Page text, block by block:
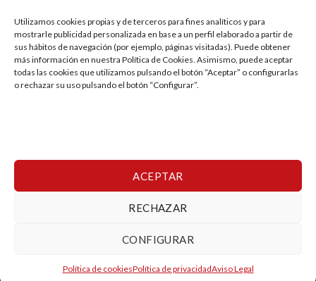
Utilizamos cookies propias y de terceros para fines analíticos y para
mostrarle publicidad personalizada en base a un perfil elaborado a partir de
sus hábitos de navegación (por ejemplo, páginas visitadas). Puede obtener
más información en nuestra Política de Cookies. Asimismo, puede aceptar
todas las cookies que utilizamos pulsando el botón “Aceptar” o configurarlas
o rechazar su uso pulsando el botón “Configurar”.
ACEPTAR
RECHAZAR
CONFIGURAR
Política de cookiesPolítica de privacidadAviso Legal
Aviso Legal
Política de privacidad
Condiciones generales de Viaje
se completará ningún pedido.Descartar